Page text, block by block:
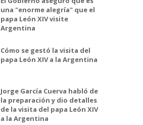
una "enorme alegría" que el
papa León XIV visite
Argentina
Cómo se gestó la visita del
papa León XIV a la Argentina
Jorge García Cuerva habló de
la preparación y dio detalles
de la visita del papa León XIV
a la Argentina